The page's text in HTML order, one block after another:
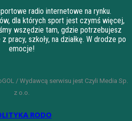
radio internetowe na rynku.
dla których sport jest czymś więcej,
wszędzie tam, gdzie potrzebujesz
pracy, szkoły, na działkę. W drodze po
emocje!
/ Wydawcą serwisu jest Czyli Media Sp.
z o.o.
RODO